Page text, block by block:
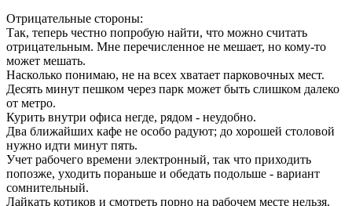
Отрицательные стороны:
Так, теперь честно попробую найти, что можно считать
отрицательным. Мне перечисленное не мешает, но кому-то
может мешать.
Насколько понимаю, не на всех хватает парковочных мест.
Десять минут пешком через парк может быть слишком далеко
от метро.
Курить внутри офиса негде, рядом - неудобно.
Два ближайших кафе не особо радуют; до хорошей столовой
нужно идти минут пять.
Учет рабочего времени электронный, так что приходить
попозже, уходить пораньше и обедать подольше - вариант
сомнительный.
Лайкать котиков и смотреть порно на рабочем месте нельзя.